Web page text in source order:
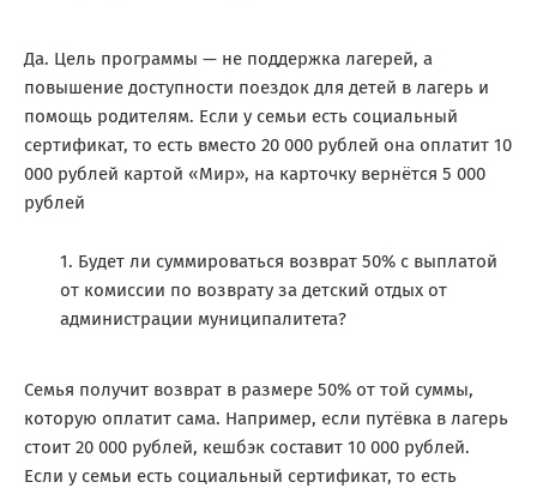
Да. Цель программы — не поддержка лагерей, а
повышение доступности поездок для детей в лагерь и
помощь родителям. Если у семьи есть социальный
сертификат, то есть вместо 20 000 рублей она оплатит 10
000 рублей картой «Мир», на карточку вернётся 5 000
рублей
Будет ли суммироваться возврат 50% с выплатой
от комиссии по возврату за детский отдых от
администрации муниципалитета?
Семья получит возврат в размере 50% от той суммы,
которую оплатит сама. Например, если путёвка в лагерь
стоит 20 000 рублей, кешбэк составит 10 000 рублей.
Если у семьи есть социальный сертификат, то есть